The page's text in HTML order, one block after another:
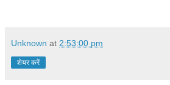
Unknown at 2:53:00 pm
शेयर करें